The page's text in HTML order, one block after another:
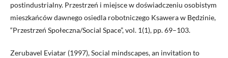
postindustrialny. Przestrzeń i miejsce w doświadczeniu osobistym
mieszkańców dawnego osiedla robotniczego Ksawera w Będzinie,
“Przestrzeń Społeczna/Social Space”, vol. 1(1), pp. 69–103.
Zerubavel Eviatar (1997), Social mindscapes, an invitation to